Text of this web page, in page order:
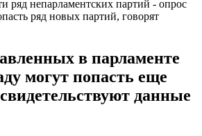
ряд новых партий, говорят
в парламенте
могут попасть еще
данные